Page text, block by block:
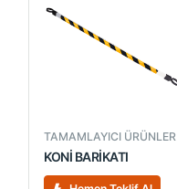
TAMAMLAYICI ÜRÜNLER
KONİ BARİKATI